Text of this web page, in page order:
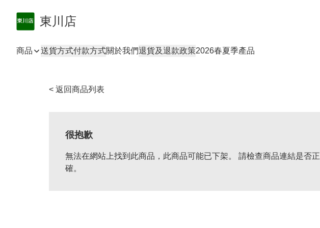
東川店
商品 送貨方式付款方式關於我們退貨及退款政策2026春夏季產品
< 返回商品列表
很抱歉
無法在網站上找到此商品，此商品可能已下架。 請檢查商品連結是否正
確。